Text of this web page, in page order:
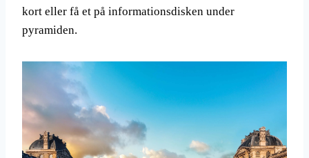
kort eller få et på informationsdisken under
pyramiden.